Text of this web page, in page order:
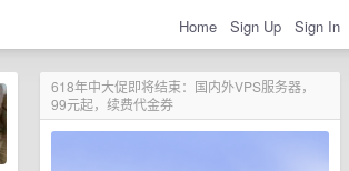
Home Sign Up Sign In
618年中大促即将结束：国内外VPS服务器，
99元起，续费代金券